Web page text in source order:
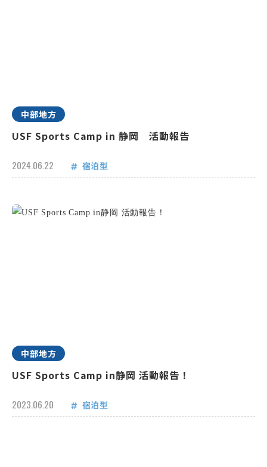
中部地方
USF Sports Camp in 静岡 活動報告
2024.06.22 宿泊型
中部地方
USF Sports Camp in静岡 活動報告！
2023.06.20 宿泊型